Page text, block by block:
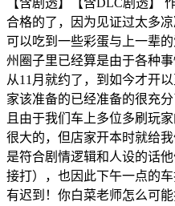
合格的了，因为见证过太多
可以吃到一些彩蛋与上一辈
州圈子里已经算是由于各种
从11月就约了，到如今才开
家该准备的已经准备的很充
且由于我们车上多位多刷玩
很大的，但店家开本时就给
是符合剧情逻辑和人设的话
接打），也因此下午一点的
有迟到！你白菜老师怎么可